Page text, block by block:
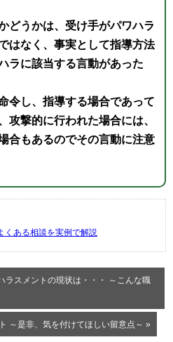
どうかは、受け手がパワハラ
はなく、事実として指導方法
ラに該当する言動があった
令し、指導する場合であって
攻撃的に行われた場合には、
合もあるのでその言動に注意
くある相談を実例で解説
ラスメントの現状は・・・ ～こんな職
～是非、気を付けてほしい留意点～ »